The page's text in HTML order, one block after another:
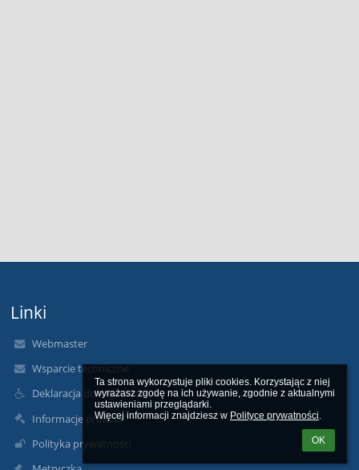
Ta strona wykorzystuje pliki cookies. Korzystając z niej
wyrażasz zgodę na ich używanie, zgodnie z aktualnymi
ustawieniami przeglądarki.
Więcej informacji znajdziesz w Polityce prywatności.
OK
Linki
Webmaster
Wsparcie techniczne
Deklaracja dostępności
Informacje prawne
Polityka prywatności